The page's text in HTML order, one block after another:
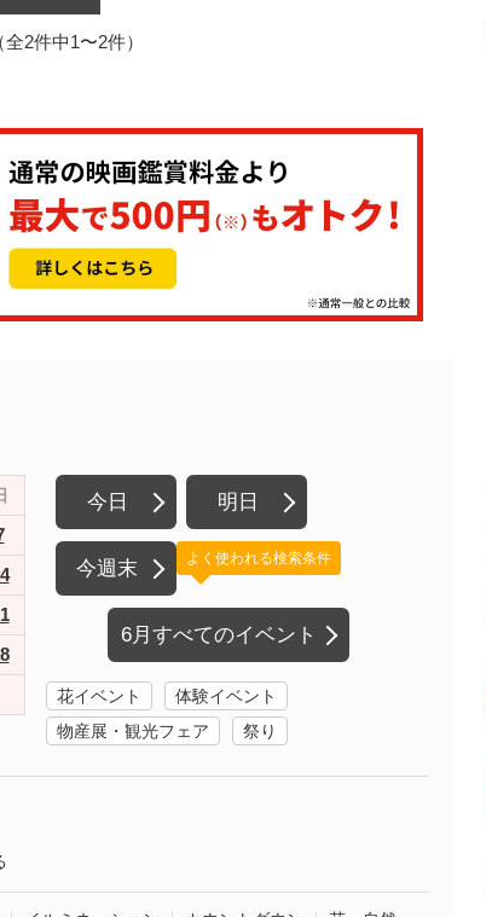
全2件中1〜2件）
今日 明日
今週末
6月すべてのイベント
よく使われる検索条件
花イベント
体験イベント
物産展・観光フェア
祭り